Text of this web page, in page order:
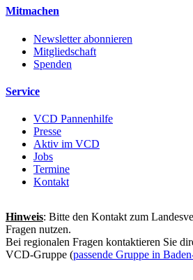
Mitmachen
Newsletter abonnieren
Mitgliedschaft
Spenden
Service
VCD Pannenhilfe
Presse
Aktiv im VCD
Jobs
Termine
Kontakt
Hinweis: Bitte den Kontakt zum
Fragen nutzen.
Bei regionalen Fragen kontaktieren Sie
VCD-Gruppe (passende Gruppe in